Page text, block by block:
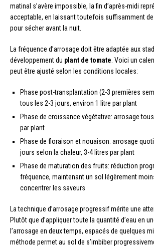
matinal s’avère impossible, la fin d’après-midi
acceptable, en laissant toutefois suffisamment
pour sécher avant la nuit.
La fréquence d’arrosage doit être adaptée aux
développement du plant de tomate. Voici un
peut être ajusté selon les conditions locales:
Phase post-transplantation (2-3 premières
tous les 2-3 jours, environ 1 litre par plant
Phase de croissance végétative: arrosage
par plant
Phase de floraison et nouaison: arrosage
jours selon la chaleur, 3-4 litres par plant
Phase de maturation des fruits: réduction
fréquence, maintenant un sol légèrement
concentrer les saveurs
La technique d’arrosage progressif mérite une
Plutôt que d’appliquer toute la quantité d’eau en
l’arrosage en deux temps, espacés de quelques
méthode permet au sol de s’imbiber